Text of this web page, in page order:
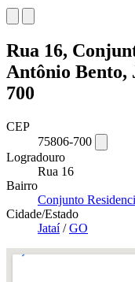
Rua 16,
Antônio Bento,
700
CEP
75806-700
Logradouro
Rua 16
Bairro
Conjunto
Cidade/Estado
Jataí/GO